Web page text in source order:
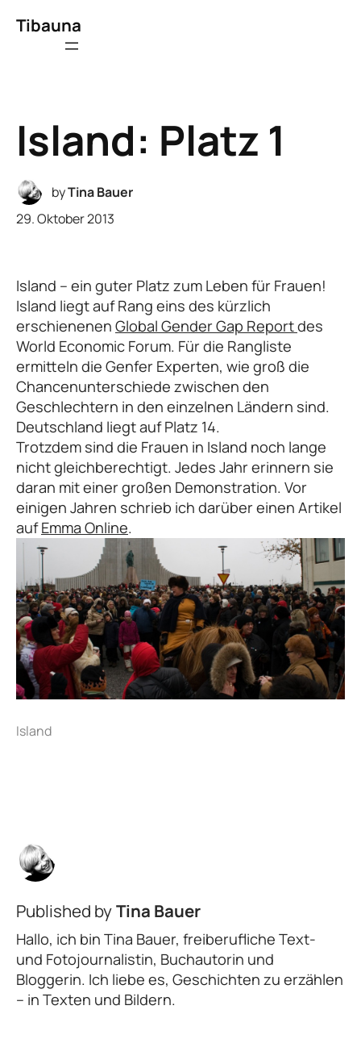
Tibauna
Island: Platz 1
byTina Bauer
29. Oktober 2013
Island – ein guter Platz zum Leben für Frauen!
Island liegt auf Rang eins des kürzlich
erschienenen Global Gender Gap Reportdes
World Economic Forum. Für die Rangliste
ermitteln die Genfer Experten, wie groß die
Chancenunterschiede zwischen den
Geschlechtern in den einzelnen Ländern sind.
Deutschland liegt auf Platz 14.
Trotzdem sind die Frauen in Island noch lange
nicht gleichberechtigt. Jedes Jahr erinnern sie
daran mit einer großen Demonstration. Vor
einigen Jahren schrieb ich darüber einen Artikel
aufEmma Online.
Published byTina Bauer
Hallo, ich bin Tina Bauer, freiberufliche Text-
und Fotojournalistin, Buchautorin und
Bloggerin. Ich liebe es, Geschichten zu erzählen
– in Texten und Bildern.